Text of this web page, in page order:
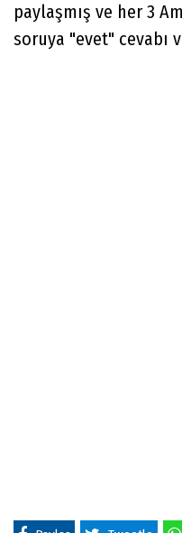
paylaşmış ve her 3
soruya "evet" cevabı